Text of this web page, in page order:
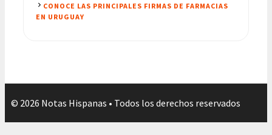
CONOCE LAS PRINCIPALES FIRMAS DE FARMACIAS
EN URUGUAY
© 2026 Notas Hispanas • Todos los derechos reservados